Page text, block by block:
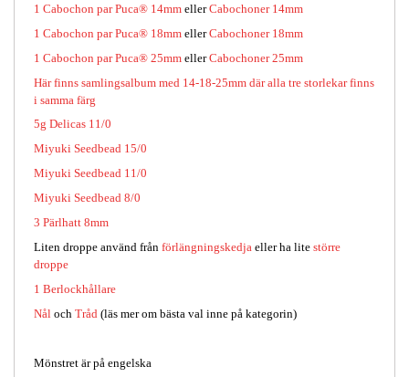
1 Cabochon par Puca® 14mm ellerCabochoner 14mm
1 Cabochon par Puca® 18mm ellerCabochoner 18mm
1 Cabochon par Puca® 25mm ellerCabochoner 25mm
Här finns samlingsalbum med 14-18-25mm där alla tre storlekar finns
i samma färg
5g Delicas 11/0
Miyuki Seedbead 15/0
Miyuki Seedbead 11/0
Miyuki Seedbead 8/0
3 Pärlhatt 8mm
Liten droppe använd från förlängningskedja eller ha lite större
droppe
1 Berlockhållare
Nål och Tråd (läs mer om bästa val inne på kategorin)
Mönstret är på engelska